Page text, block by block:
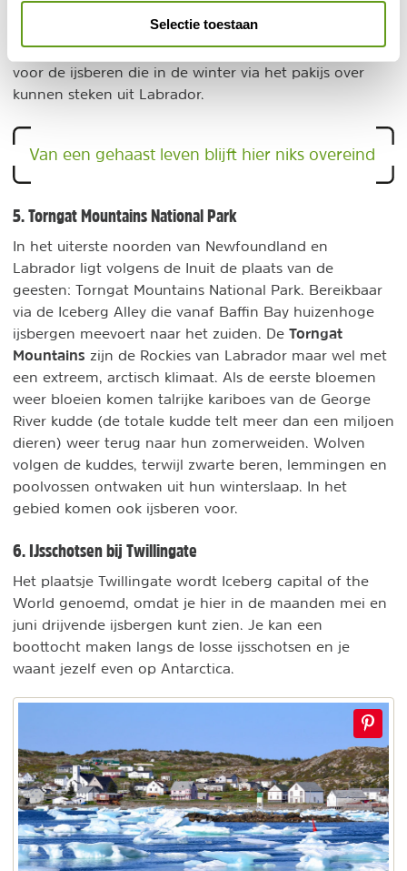
Selectie toestaan
staat om te overleven dankzij bladeren waarmee
insecten levend verslonden konden worden. Voor
toeristen is de plant niet gevaarlijk maar dat geldt wel
voor de ijsberen die in de winter via het pakijs over
kunnen steken uit Labrador.
Van een gehaast leven blijft hier niks overeind
5. Torngat Mountains National Park
In het uiterste noorden van Newfoundland en
Labrador ligt volgens de Inuit de plaats van de
geesten: Torngat Mountains National Park. Bereikbaar
via de Iceberg Alley die vanaf Baffin Bay huizenhoge
ijsbergen meevoert naar het zuiden. De Torngat
Mountains zijn de Rockies van Labrador maar wel met
een extreem, arctisch klimaat. Als de eerste bloemen
weer bloeien komen talrijke kariboes van de George
River kudde (de totale kudde telt meer dan een miljoen
dieren) weer terug naar hun zomerweiden. Wolven
volgen de kuddes, terwijl zwarte beren, lemmingen en
poolvossen ontwaken uit hun winterslaap. In het
gebied komen ook ijsberen voor.
6. IJsschotsen bij Twillingate
Het plaatsje Twillingate wordt Iceberg capital of the
World genoemd, omdat je hier in de maanden mei en
juni drijvende ijsbergen kunt zien. Je kan een
boottocht maken langs de losse ijsschotsen en je
waant jezelf even op Antarctica.